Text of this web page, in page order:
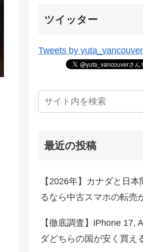
ツイッター
Tweets by yuta_vancouver
最近の投稿
【2026年】カナダと日
るなら中古スマホの転売
【徹底調査】iPhone 17,
ダどちらの国が安く買え